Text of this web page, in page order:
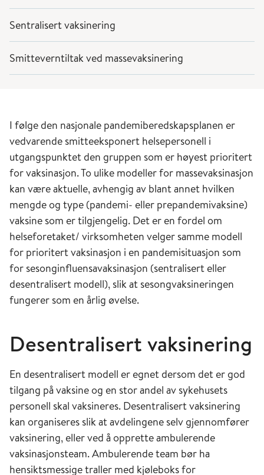
Sentralisert vaksinering
Smitteverntiltak ved massevaksinering
I følge den nasjonale pandemiberedskapsplanen er
vedvarende smitteeksponert helsepersonell i
utgangspunktet den gruppen som er høyest prioritert
for vaksinasjon. To ulike modeller for massevaksinasjon
kan være aktuelle, avhengig av blant annet hvilken
mengde og type (pandemi- eller prepandemivaksine)
vaksine som er tilgjengelig. Det er en fordel om
helseforetaket/ virksomheten velger samme modell
for prioritert vaksinasjon i en pandemisituasjon som
for sesonginfluensavaksinasjon (sentralisert eller
desentralisert modell), slik at sesongvaksineringen
fungerer som en årlig øvelse.
Desentralisert vaksinering
En desentralisert modell er egnet dersom det er god
tilgang på vaksine og en stor andel av sykehusets
personell skal vaksineres. Desentralisert vaksinering
kan organiseres slik at avdelingene selv gjennomfører
vaksinering, eller ved å opprette ambulerende
vaksinasjonsteam. Ambulerende team bør ha
hensiktsmessige traller med kjøleboks for